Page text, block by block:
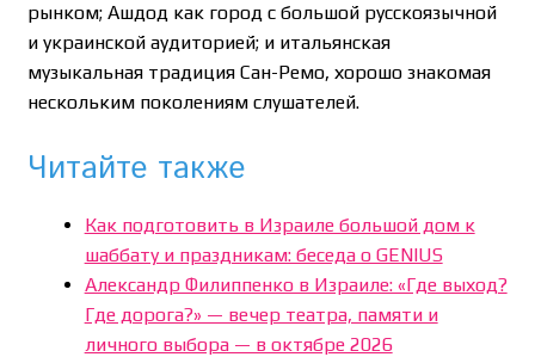
рынком; Ашдод как город с большой русскоязычной
и украинской аудиторией; и итальянская
музыкальная традиция Сан-Ремо, хорошо знакомая
нескольким поколениям слушателей.
Читайте также
Как подготовить в Израиле большой дом к
шаббату и праздникам: беседа о GENIUS
Александр Филиппенко в Израиле: «Где выход?
Где дорога?» — вечер театра, памяти и
личного выбора — в октябре 2026